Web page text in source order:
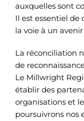
auxquelles sont
Il est essentiel de
la voie à un
La réconciliation
de
Le Millwright
établir des
organisations et
poursuivrons nos